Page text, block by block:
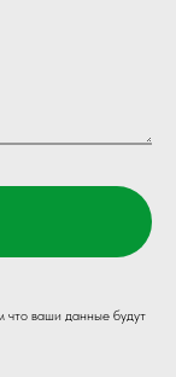
что ваши данные будут